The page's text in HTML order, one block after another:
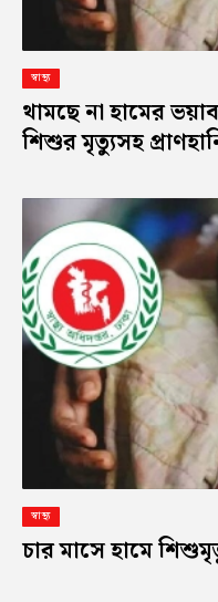
স্বাস্থ্য
থামছে না হামের
শিশুর মৃত্যুসহ
স্বাস্থ্য
চার মাসে হামে